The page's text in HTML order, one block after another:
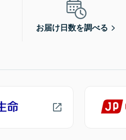
お届け日数を調べる